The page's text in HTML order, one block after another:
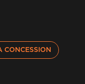
CONCESSION